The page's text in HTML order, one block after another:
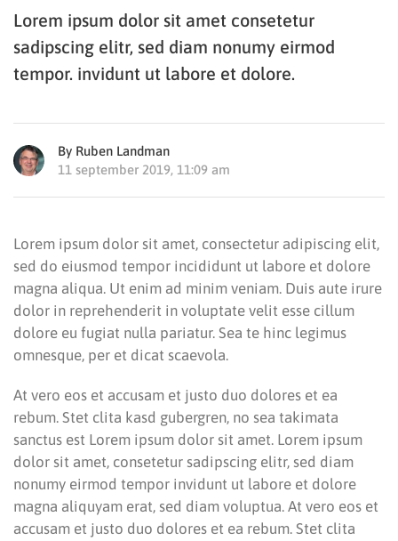
Lorem ipsum dolor sit amet consetetur
sadipscing elitr, sed diam nonumy eirmod
tempor. invidunt ut labore et dolore.
By Ruben Landman
11 september 2019, 11:09 am
Lorem ipsum dolor sit amet, consectetur adipiscing elit,
sed do eiusmod tempor incididunt ut labore et dolore
magna aliqua. Ut enim ad minim veniam. Duis aute irure
dolor in reprehenderit in voluptate velit esse cillum
dolore eu fugiat nulla pariatur. Sea te hinc legimus
omnesque, per et dicat scaevola.
At vero eos et accusam et justo duo dolores et ea
rebum. Stet clita kasd gubergren, no sea takimata
sanctus est Lorem ipsum dolor sit amet. Lorem ipsum
dolor sit amet, consetetur sadipscing elitr, sed diam
nonumy eirmod tempor invidunt ut labore et dolore
magna aliquyam erat, sed diam voluptua. At vero eos et
accusam et justo duo dolores et ea rebum. Stet clita